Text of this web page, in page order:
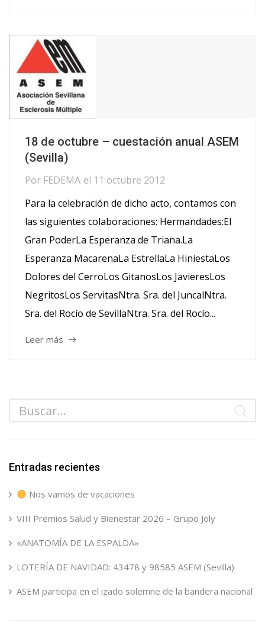
18 de octubre – cuestación anual ASEM
(Sevilla)
Por FEDEMA el 11 octubre 2012
Para la celebración de dicho acto, contamos con
las siguientes colaboraciones: Hermandades:El
Gran PoderLa Esperanza de Triana.La
Esperanza MacarenaLa EstrellaLa HiniestaLos
Dolores del CerroLos GitanosLos JavieresLos
NegritosLos ServitasNtra. Sra. del JuncalNtra.
Sra. del Rocío de SevillaNtra. Sra. del Rocío...
Leer más
Entradas recientes
Nos vamos de vacaciones
VIII Premios Salud y Bienestar 2026 – Grupo Joly
«ANATOMÍA DE LA ESPALDA»
LOTERÍA DE NAVIDAD: 43478 y 98585 ASEM (Sevilla)
ASEM participa en el izado solemne de la bandera nacional